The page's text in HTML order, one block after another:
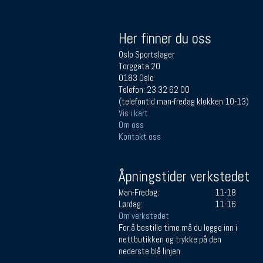
Her finner du oss
Oslo Sportslager
Torggata 20
0183 Oslo
Telefon: 23 32 62 00
(telefontid man-fredag klokken 10-13)
Vis i kart
Om oss
Kontakt oss
Åpningstider verkstedet
Man-Fredag:
11-18
Lørdag:
11-16
Om verkstedet
For å bestille time må du logge inn i
nettbutikken og trykke på den
nederste blå linjen